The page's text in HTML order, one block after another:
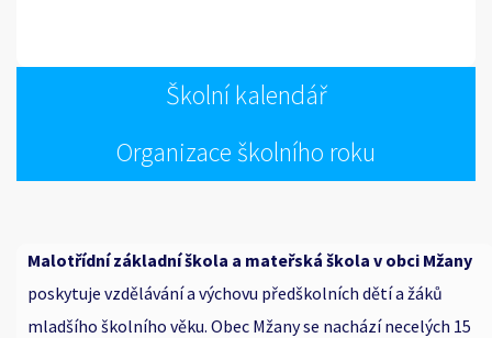
Školní kalendář
Organizace školního roku
Malotřídní základní škola a mateřská škola v obci Mžany
poskytuje vzdělávání a výchovu předškolních dětí a žáků
mladšího školního věku. Obec Mžany se nachází necelých 15